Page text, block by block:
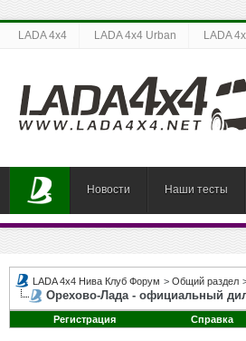
LADA 4x4 LADA 4x4 Urban LADA
Новости Наши тесты
LADA 4x4 Нива Клуб Форум > Общий раздел
Орехово-Лада - официальный
Регистрация Справка